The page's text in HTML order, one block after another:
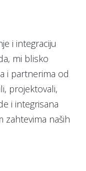
i integraciju
mi blisko
i partnerima od
projektovali,
i integrisana
zahtevima naših